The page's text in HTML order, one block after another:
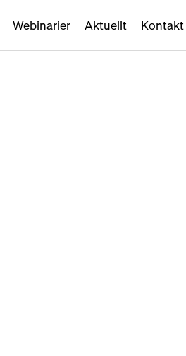
Webinarier Aktuellt Kontakt